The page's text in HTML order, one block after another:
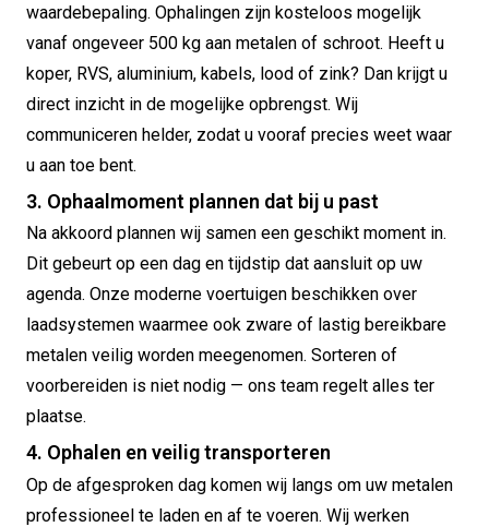
waardebepaling. Ophalingen zijn kosteloos mogelijk
vanaf ongeveer 500 kg aan metalen of schroot. Heeft u
koper, RVS, aluminium, kabels, lood of zink? Dan krijgt u
direct inzicht in de mogelijke opbrengst. Wij
communiceren helder, zodat u vooraf precies weet waar
u aan toe bent.
3. Ophaalmoment plannen dat bij u past
Na akkoord plannen wij samen een geschikt moment in.
Dit gebeurt op een dag en tijdstip dat aansluit op uw
agenda. Onze moderne voertuigen beschikken over
laadsystemen waarmee ook zware of lastig bereikbare
metalen veilig worden meegenomen. Sorteren of
voorbereiden is niet nodig — ons team regelt alles ter
plaatse.
4. Ophalen en veilig transporteren
Op de afgesproken dag komen wij langs om uw metalen
professioneel te laden en af te voeren. Wij werken